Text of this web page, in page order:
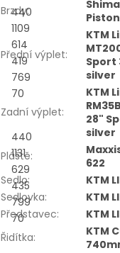
440
1109
614
419
769
70
440
1131
629
435
799
70
Brzdy:
Piston
Přední výplet:
KTM
Sport
silver
Zadní výplet:
KTM
28"
silver
Pláště:
622
Sedlo:
KTM
Sedlovka:
KTM
Představec:
KTM
Řidítka:
KTM